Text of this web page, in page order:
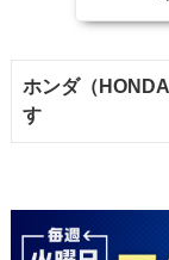
ホンダ（
す